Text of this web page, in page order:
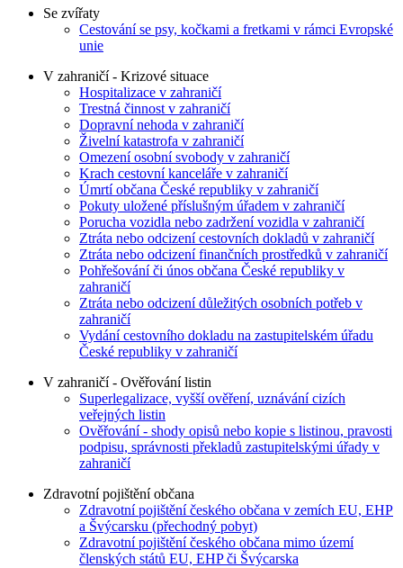
Se zvířaty
Cestování se psy, kočkami a fretkami v rámci Evropské
unie
V zahraničí - Krizové situace
Hospitalizace v zahraničí
Trestná činnost v zahraničí
Dopravní nehoda v zahraničí
Živelní katastrofa v zahraničí
Omezení osobní svobody v zahraničí
Krach cestovní kanceláře v zahraničí
Úmrtí občana České republiky v zahraničí
Pokuty uložené příslušným úřadem v zahraničí
Porucha vozidla nebo zadržení vozidla v zahraničí
Ztráta nebo odcizení cestovních dokladů v zahraničí
Ztráta nebo odcizení finančních prostředků v zahraničí
Pohřešování či únos občana České republiky v
zahraničí
Ztráta nebo odcizení důležitých osobních potřeb v
zahraničí
Vydání cestovního dokladu na zastupitelském úřadu
České republiky v zahraničí
V zahraničí - Ověřování listin
Superlegalizace, vyšší ověření, uznávání cizích
veřejných listin
Ověřování - shody opisů nebo kopie s listinou, pravosti
podpisu, správnosti překladů zastupitelskými úřady v
zahraničí
Zdravotní pojištění občana
Zdravotní pojištění českého občana v zemích EU, EHP
a Švýcarsku (přechodný pobyt)
Zdravotní pojištění českého občana mimo území
členských států EU, EHP či Švýcarska